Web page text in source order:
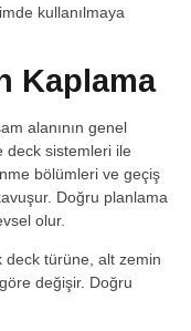
kullanılmaya
Kaplama
alanının genel
deck sistemleri ile
bölümleri ve geçiş
Doğru planlama
olur.
deck türüne, alt zemin
değişir. Doğru